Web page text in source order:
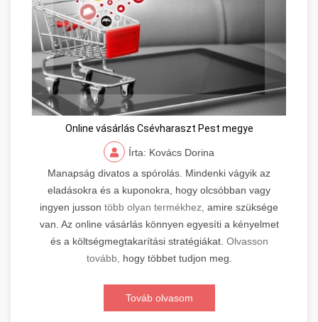
Online vásárlás Csévharaszt Pest megye
Írta: Kovács Dorina
Manapság divatos a spórolás. Mindenki vágyik az
eladásokra és a kuponokra, hogy olcsóbban vagy
ingyen jusson több olyan termékhez, amire szüksége
van. Az online vásárlás könnyen egyesíti a kényelmet
és a költségmegtakarítási stratégiákat. Olvasson
tovább, hogy többet tudjon meg.
Továb olvasom